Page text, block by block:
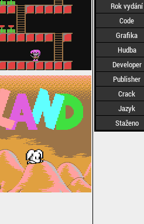
Rok vydání
Code
Grafika
Hudba
Developer
Publisher
Crack
Jazyk
Staženo